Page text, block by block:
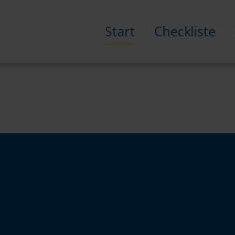
Start Checkliste